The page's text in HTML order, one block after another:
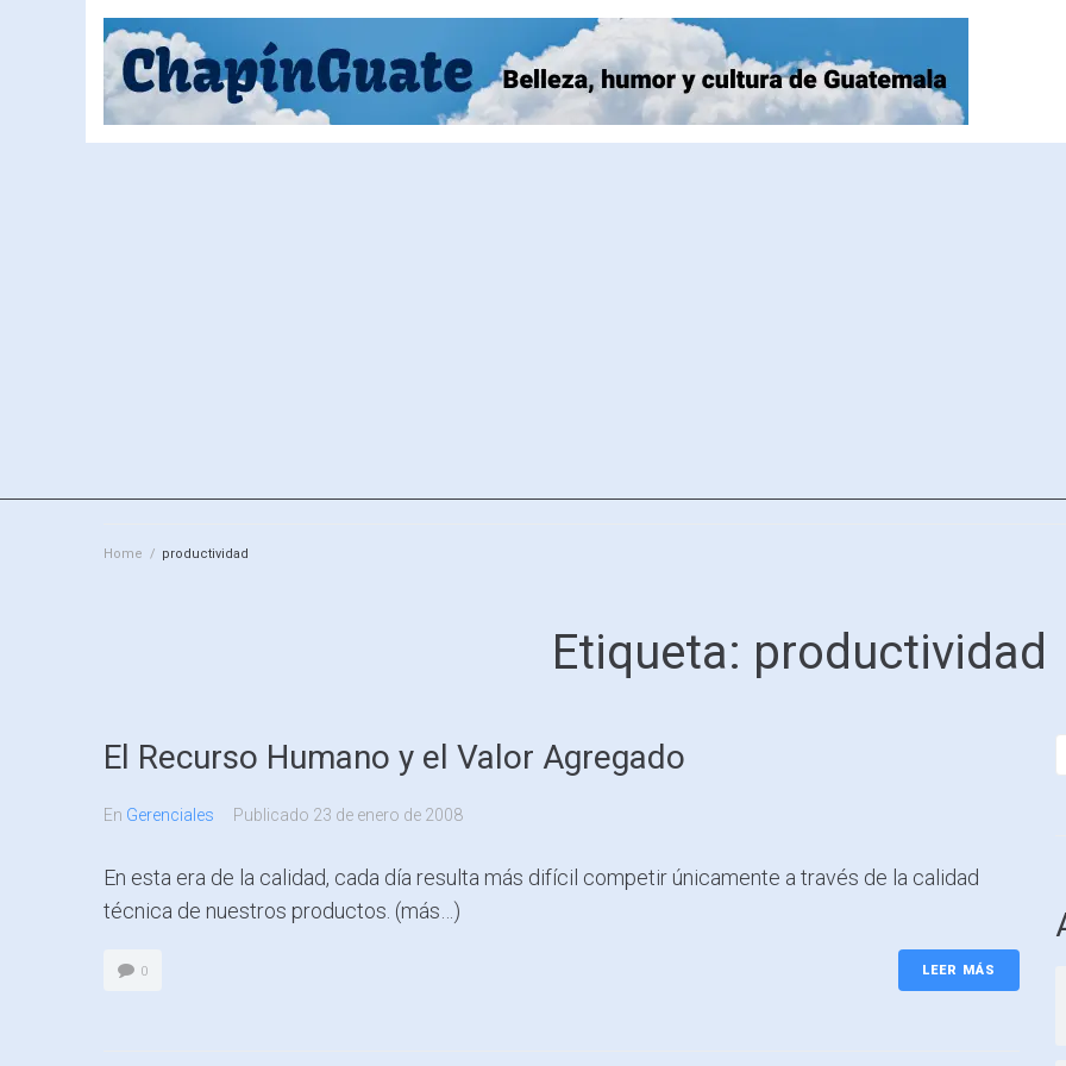
Home / productividad
Etiqueta: productividad
El Recurso Humano y el Valor Agregado
En Gerenciales Publicado 23 de enero de 2008
En esta era de la calidad, cada día resulta más difícil competir únicamente a través de la calidad
técnica de nuestros productos. (más…)
0 LEER MÁS